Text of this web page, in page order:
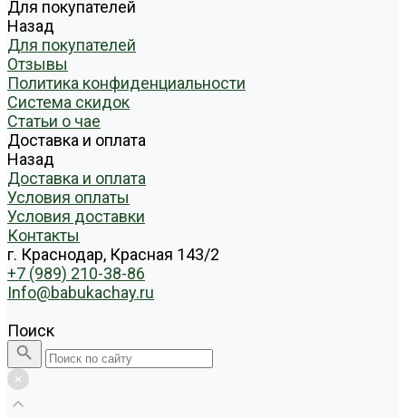
Для покупателей
Назад
Для покупателей
Отзывы
Политика конфиденциальности
Система скидок
Статьи о чае
Доставка и оплата
Назад
Доставка и оплата
Условия оплаты
Условия доставки
Контакты
г. Краснодар, Красная 143/2
+7 (989) 210-38-86
Info@babukachay.ru
Поиск